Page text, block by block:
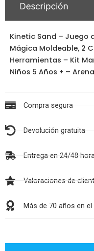
Descripción
Kinetic Sand – Juego
Mágica Moldeable, 2
Herramientas – Kit
Niños 5 Años + –
Compra segura
Devolución gratuita
Entrega en 24/48
Valoraciones de
Más de 70 años en